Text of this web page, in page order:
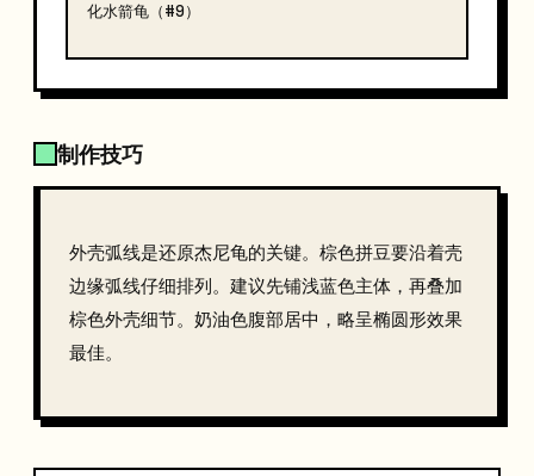
化水箭龟（#9）
制作技巧
外壳弧线是还原杰尼龟的关键。棕色拼豆要沿着壳
边缘弧线仔细排列。建议先铺浅蓝色主体，再叠加
棕色外壳细节。奶油色腹部居中，略呈椭圆形效果
最佳。